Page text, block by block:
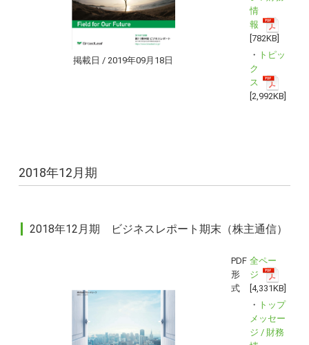
掲載日 / 2019年09月18日
情
報
[782KB]
・ トピッ
ク
ス
[2,992KB]
2018年12月期
2018年12月期 ビジネスレポート期末（株主通信）
PDF
形
式
全ペー
ジ
[4,331KB]
・ トップ
メッセー
ジ / 財務